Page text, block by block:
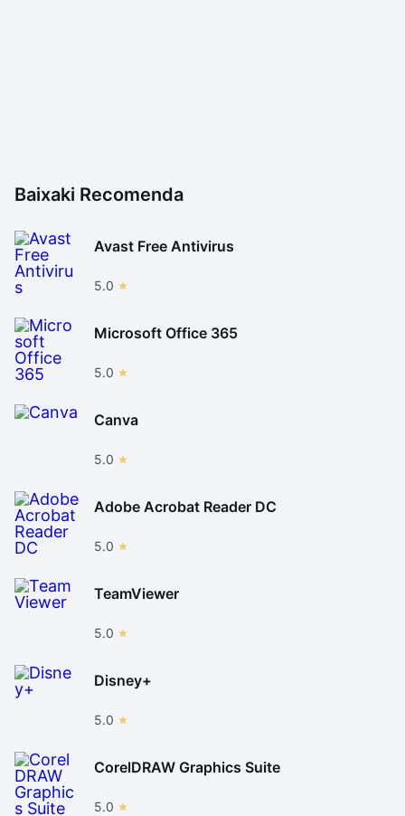
Baixaki Recomenda
Avast Free Antivirus
5.0
Microsoft Office 365
5.0
Canva
5.0
Adobe Acrobat Reader DC
5.0
TeamViewer
5.0
Disney+
5.0
CorelDRAW Graphics Suite
5.0